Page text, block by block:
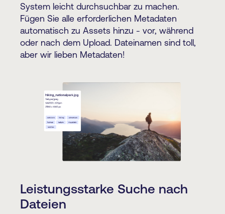
System leicht durchsuchbar zu machen.
Fügen Sie alle erforderlichen Metadaten
automatisch zu Assets hinzu - vor, während
oder nach dem Upload. Dateinamen sind toll,
aber wir lieben Metadaten!
Leistungsstarke Suche nach
Dateien